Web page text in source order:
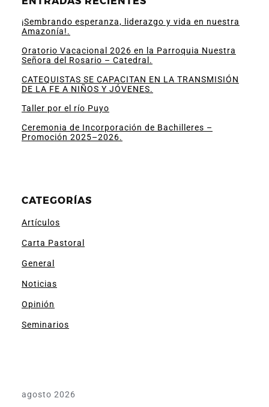
¡Sembrando esperanza, liderazgo y vida en nuestra
Amazonía!.
Oratorio Vacacional 2026 en la Parroquia Nuestra
Señora del Rosario – Catedral.
CATEQUISTAS SE CAPACITAN EN LA TRANSMISIÓN
DE LA FE A NIÑOS Y JÓVENES.
Taller por el río Puyo
Ceremonia de Incorporación de Bachilleres –
Promoción 2025–2026.
CATEGORÍAS
Artículos
Carta Pastoral
General
Noticias
Opinión
Seminarios
agosto 2026